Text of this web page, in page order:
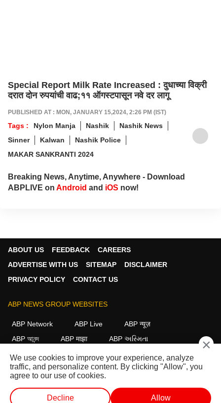
Special Report Milk Rate Increased : दुधाच्या विक्री
दरात दोन रुपयांची वाढ;११ ऑगस्टपासून नवे दर लागू
PUBLISHED AT : MON, JANUARY 15,2024, 2:26 PM (IST)
Tags : Nylon Manja Nashik
Nashik News
Sinner
Kalwan
Nashik Police
MAKAR SANKRANTI 2024
Breaking News, Anytime, Anywhere - Download
ABPLIVE on Android and iOS now!
ABOUT US FEEDBACK
CAREERS
ADVERTISE WITH US
SITEMAP
DISCLAIMER
PRIVACY POLICY
CONTACT US
ABP NEWS GROUP WEBSITES
ABP Network ABP Live
ABP न्यूज़
ABP আনন্দ
ABP माझा
ABP અસ્મિતા
ABP Ganga
ABP ਸਾਂਝਾ ABP நாடு ABP దేశం
FOLLOW US
×
We use cookies to improve your experience, analyze
traffic, and personalize content. By clicking "Allow", you
agree to our use of cookies.
Decline Allow